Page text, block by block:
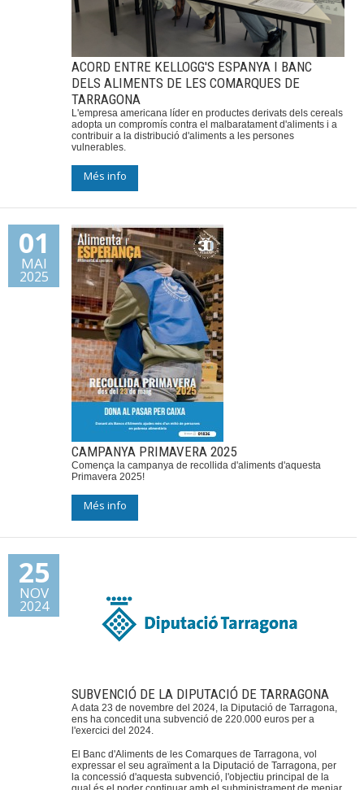
ACORD ENTRE KELLOGG'S ESPANYA I BANC
DELS ALIMENTS DE LES COMARQUES DE
TARRAGONA
L'empresa americana líder en productes derivats dels cereals
adopta un compromís contra el malbaratament d'aliments i a
contribuir a la distribució d'aliments a les persones
vulnerables.
Més info
01
MAI
2025
CAMPANYA PRIMAVERA 2025
Comença la campanya de recollida d'aliments d'aquesta
Primavera 2025!
Més info
25
NOV
2024
SUBVENCIÓ DE LA DIPUTACIÓ DE TARRAGONA
A data 23 de novembre del 2024, la Diputació de Tarragona,
ens ha concedit una subvenció de 220.000 euros per a
l'exercici del 2024.
El Banc d'Aliments de les Comarques de Tarragona, vol
expressar el seu agraïment a la Diputació de Tarragona, per
la concessió d'aquesta subvenció, l'objectiu principal de la